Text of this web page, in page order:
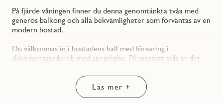
På fjärde våningen finner du denna genomtänkta tvåa med
generös balkong och alla bekvämligheter som förväntas av en
modern bostad.
Du välkomnas in i bostadens hall med förvaring i
skjutdörrsgarderob med spegelglas. På motsatt sida är det
dörrar i klarglas, något som öppnar upp för mer utrymme.
Här finns gott om förvaring i vägghängd kommod och ett
väggskåp. Under skåpet återfinns din nya tvättstuga – en
Läs mer +